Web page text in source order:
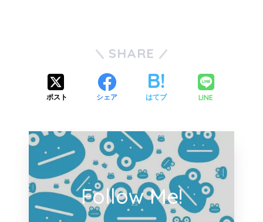
SHARE
ポスト シェア はてブ LINE
Follow Me!